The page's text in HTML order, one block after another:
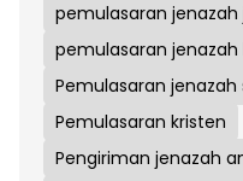
pemulasaran jenazah
pemulasaran jenazah
Pemulasaran
Pemulasaran kristen
Pengiriman jenazah